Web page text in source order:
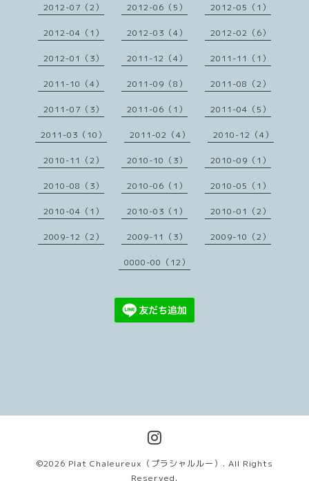
2012-07（2） 2012-06（5） 2012-05（1）
2012-04（1） 2012-03（4） 2012-02（6）
2012-01（3） 2011-12（4） 2011-11（1）
2011-10（4） 2011-09（8） 2011-08（2）
2011-07（3） 2011-06（1） 2011-04（5）
2011-03（10） 2011-02（4） 2010-12（4）
2010-11（2） 2010-10（3） 2010-09（1）
2010-08（3） 2010-06（1） 2010-05（1）
2010-04（1） 2010-03（1） 2010-01（2）
2009-12（2） 2009-11（3） 2009-10（2）
0000-00（12）
©2026 Plat Chaleureux（プラシャルルー） . All Rights
Reserved.